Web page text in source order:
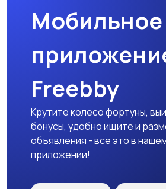
Мобильное
Freebby
Крутите колесо фортуны,
бонусы, удобно ищите и
объявления - все это в
приложении!